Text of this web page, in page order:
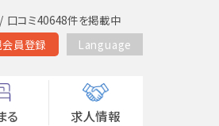
口コミ40648件を掲載中
員登録 Language
る 求人情報